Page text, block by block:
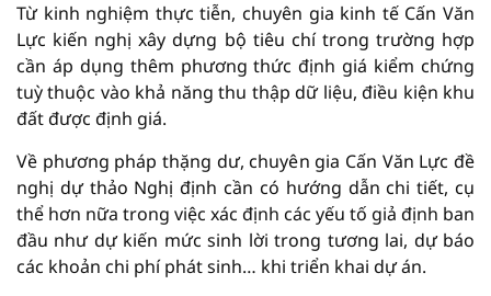
Từ kinh nghiệm thực tiễn, chuyên gia kinh tế Cấn Văn
Lực kiến nghị xây dựng bộ tiêu chí trong trường hợp
cần áp dụng thêm phương thức định giá kiểm chứng
tuỳ thuộc vào khả năng thu thập dữ liệu, điều kiện khu
đất được định giá.
Về phương pháp thặng dư, chuyên gia Cấn Văn Lực đề
nghị dự thảo Nghị định cần có hướng dẫn chi tiết, cụ
thể hơn nữa trong việc xác định các yếu tố giả định ban
đầu như dự kiến mức sinh lời trong tương lai, dự báo
các khoản chi phí phát sinh… khi triển khai dự án.